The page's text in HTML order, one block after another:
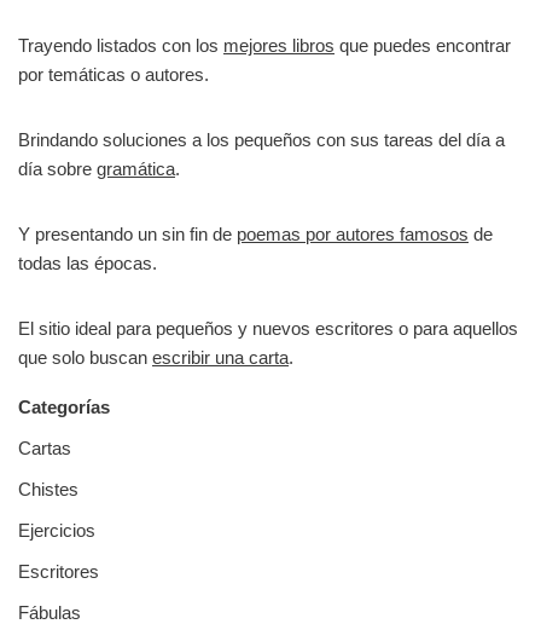
Trayendo listados con los mejores libros que puedes encontrar
por temáticas o autores.
Brindando soluciones a los pequeños con sus tareas del día a
día sobre gramática.
Y presentando un sin fin de poemas por autores famosos de
todas las épocas.
El sitio ideal para pequeños y nuevos escritores o para aquellos
que solo buscan escribir una carta.
Categorías
Cartas
Chistes
Ejercicios
Escritores
Fábulas